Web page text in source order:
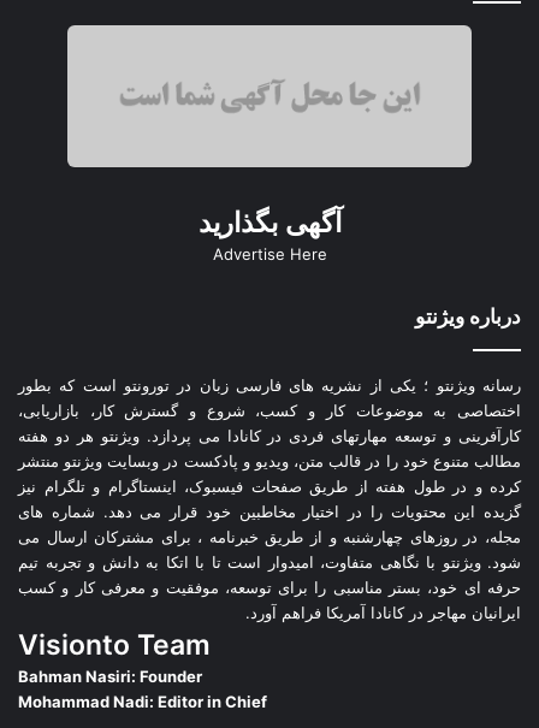
آگهی بگذارید
Advertise Here
درباره ویژنتو
رسانه ویژنتو ؛ یکی از نشریه های فارسی زبان در تورونتو است که بطور
اختصاصی به موضوعات کار و کسب، شروع و گسترش کار، بازاریابی،
کارآفرینی و توسعه مهارتهای فردی در کانادا می پردازد. ویژنتو هر دو هفته
مطالب متنوع خود را در قالب متن، ویدیو و پادکست در وبسایت ویژنتو منتشر
کرده و در طول هفته از طریق صفحات فیسبوک، اینستاگرام و تلگرام نیز
گزیده این محتویات را در اختیار مخاطبین خود قرار می دهد. شماره های
مجله، در روزهای چهارشنبه و از طریق خبرنامه ، برای مشترکان ارسال می
شود. ویژنتو با نگاهی متفاوت، امیدوار است تا با اتکا به دانش و تجربه تیم
حرفه ای خود، بستر مناسبی را برای توسعه، موفقیت و معرفی کار و کسب
ایرانیان مهاجر در کانادا آمریکا فراهم آورد.
Visionto Team
Bahman Nasiri: Founder
Mohammad Nadi: Editor in Chief